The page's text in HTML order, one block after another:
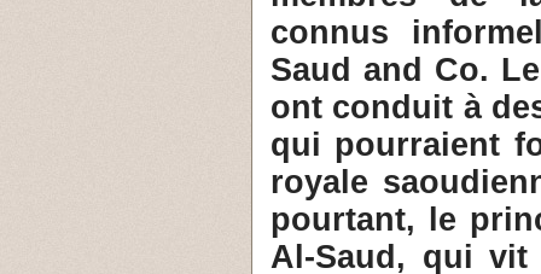
connus
Saud and Co.
ont conduit à
qui pourraient
royale
pourtant, le
Al-Saud, qui vit